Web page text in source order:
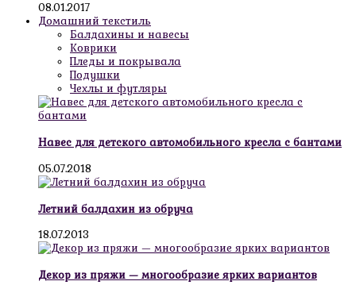
08.01.2017
Домашний текстиль
Балдахины и навесы
Коврики
Пледы и покрывала
Подушки
Чехлы и футляры
Навес для детского автомобильного кресла с бантами
05.07.2018
Летний балдахин из обруча
18.07.2013
Декор из пряжи — многообразие ярких вариантов